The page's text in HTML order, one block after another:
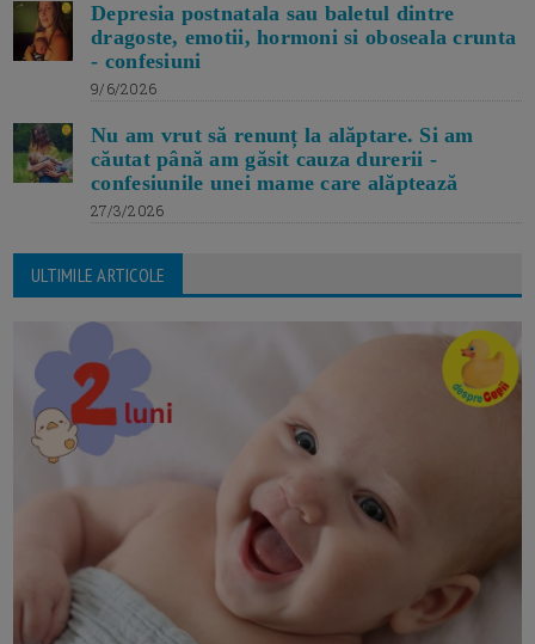
Depresia postnatala sau baletul dintre
dragoste, emotii, hormoni si oboseala crunta
- confesiuni
9/6/2026
Nu am vrut să renunț la alăptare. Si am
căutat până am găsit cauza durerii -
confesiunile unei mame care alăptează
27/3/2026
ULTIMILE ARTICOLE